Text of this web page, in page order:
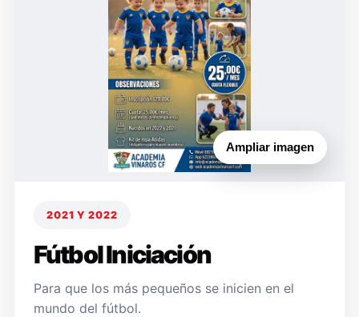
Ampliar imagen
2021 Y 2022
Fútbol Iniciación
Para que los más pequeños se inicien en el
mundo del fútbol.